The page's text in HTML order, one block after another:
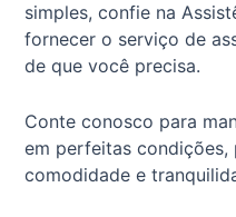
simples, confie na
fornecer o serviço de
de que você precisa.
Conte conosco para
em perfeitas
comodidade e